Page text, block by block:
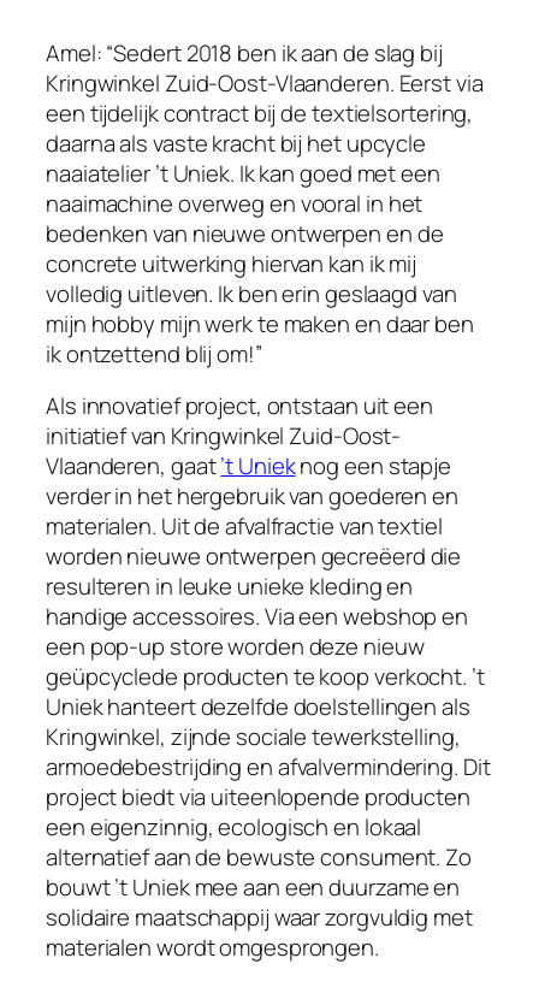
Amel: “Sedert 2018 ben ik aan de slag bij
Kringwinkel Zuid-Oost-Vlaanderen. Eerst via
een tijdelijk contract bij de textielsortering,
daarna als vaste kracht bij het upcycle
naaiatelier ’t Uniek. Ik kan goed met een
naaimachine overweg en vooral in het
bedenken van nieuwe ontwerpen en de
concrete uitwerking hiervan kan ik mij
volledig uitleven. Ik ben erin geslaagd van
mijn hobby mijn werk te maken en daar ben
ik ontzettend blij om!”
Als innovatief project, ontstaan uit een
initiatief van Kringwinkel Zuid-Oost-
Vlaanderen, gaat’t Unieknog een stapje
verder in het hergebruik van goederen en
materialen. Uit de afvalfractie van textiel
worden nieuwe ontwerpen gecreëerd die
resulteren in leuke unieke kleding en
handige accessoires. Via een webshop en
een pop-up store worden deze nieuw
geüpcyclede producten te koop verkocht. ’t
Uniek hanteert dezelfde doelstellingen als
Kringwinkel, zijnde sociale tewerkstelling,
armoedebestrijding en afvalvermindering. Dit
project biedt via uiteenlopende producten
een eigenzinnig, ecologisch en lokaal
alternatief aan de bewuste consument. Zo
bouwt ’t Uniek mee aan een duurzame en
solidaire maatschappij waar zorgvuldig met
materialen wordt omgesprongen.